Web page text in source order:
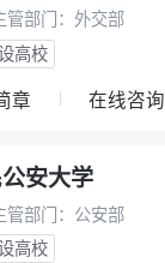
管部门： 外交部
高校
章 在线咨询
安大学
管部门： 公安部
高校